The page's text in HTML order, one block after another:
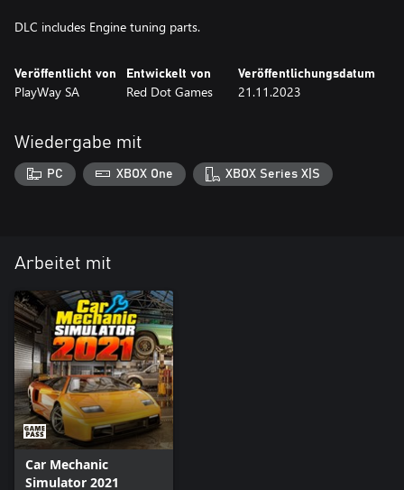
DLC includes Engine tuning parts.
Veröffentlicht von
PlayWay SA
Entwickelt von
Red Dot Games
Veröffentlichungsdatum
21.11.2023
Wiedergabe mit
PC XBOX One XBOX Series X|S
Arbeitet mit
Car Mechanic
Simulator 2021